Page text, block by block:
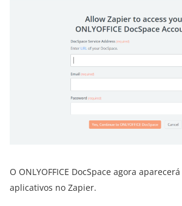
O ONLYOFFICE DocSpace agora
aplicativos no Zapier.